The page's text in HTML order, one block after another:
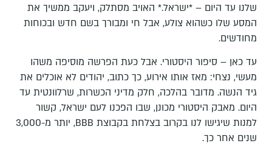
שלנו עד היום – *ישראל.* האויב מסתלק, ויעקב ממשיך את
המסע שלו כשהוא צולע, אבל חי ומבורך בשם חדש ובכוחות
מחודשים.
עד כאן – סיפור היסטורי. אבל כעת הפרשה מוסיפה משהו
מעשי, נצחי: מאז אותו אירוע, כך כתוב, יהודים לא אוכלים את
גיד הנשה. מדובר בהלכה, חלק מדיני הכשרות, שרלוונטית עד
היום. מאבק היסטורי מכונן, שבו הפכנו לעם ישראל, קשור
למנות שיגישו לנו בקרוב בצלחת בקבוצת BBB, יותר מ-3,000
שנים אחר כך.